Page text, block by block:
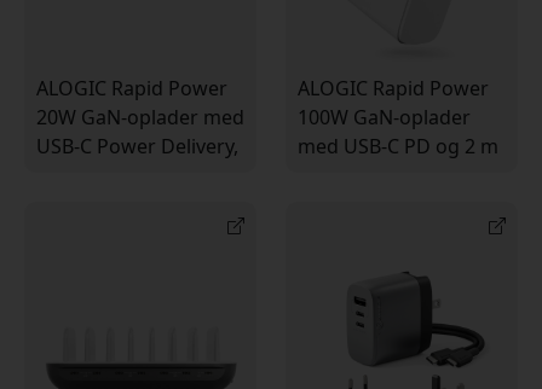
ALOGIC Rapid Power
20W GaN-oplader med
USB-C Power Delivery,
ALOGIC Rapid Power
100W GaN-oplader
med USB-C PD og 2 m